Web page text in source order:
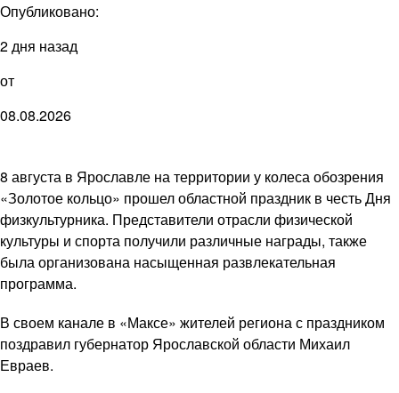
Опубликовано:
2 дня назад
от
08.08.2026
8 августа в Ярославле на территории у колеса обозрения
«Золотое кольцо» прошел областной праздник в честь Дня
физкультурника. Представители отрасли физической
культуры и спорта получили различные награды, также
была организована насыщенная развлекательная
программа.
В своем канале в «Максе» жителей региона с праздником
поздравил губернатор Ярославской области Михаил
Евраев.